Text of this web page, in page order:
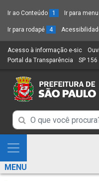
Ir ao Conteúdo 1 Ir para
Ir para rodapé 4
Acesso à informação e-sic (Link
para
novo
sítio)
Portal da Transparência (Link
um
novo
SP 156
Campo
de
Busca
de
Campo
de
de
informações
Mostra
eMENU